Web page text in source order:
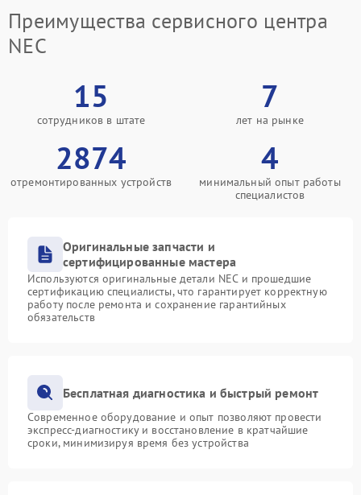
Преимущества сервисного центра
NEC
15
сотрудников в штате
7
лет на рынке
2874
отремонтированных устройств
4
минимальный опыт работы
специалистов
Оригинальные запчасти и
сертифицированные мастера
Используются оригинальные детали NEC и прошедшие
сертификацию специалисты, что гарантирует корректную
работу после ремонта и сохранение гарантийных
обязательств
Бесплатная диагностика и быстрый ремонт
Современное оборудование и опыт позволяют провести
экспресс-диагностику и восстановление в кратчайшие
сроки, минимизируя время без устройства